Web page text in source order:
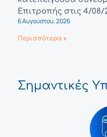
Επιτροπής στις 4/08/
6 Αυγούστου, 2026
Περισσότερα »
Σημαντικές